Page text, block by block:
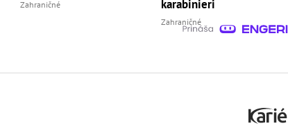
Zahraničné
karabinieri
Zahraničné